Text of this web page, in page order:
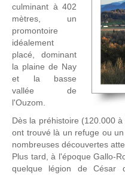
culminant à 402
mètres, un
promontoire
idéalement
placé, dominant
la plaine de Nay
et la basse
vallée de
l'Ouzom.
Dès la préhistoire (120.000
ont trouvé là un refuge ou
nombreuses découvertes
Plus tard, à l'époque Gallo-
quelque légion de César